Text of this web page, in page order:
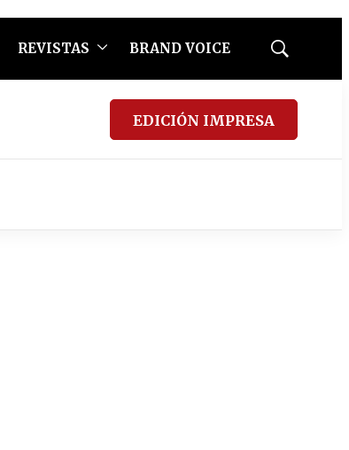
REVISTAS BRAND VOICE
Mostrar
EDICIÓN IMPRESA